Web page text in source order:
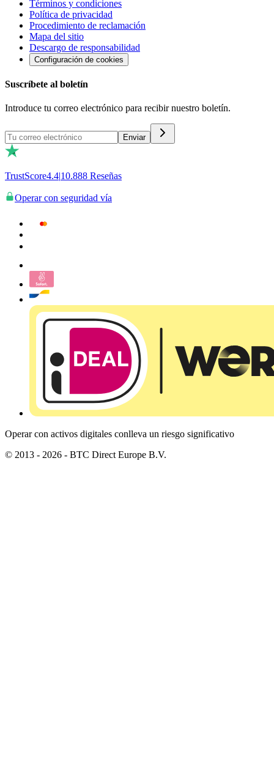
Términos y condiciones
Política de privacidad
Procedimiento de reclamación
Mapa del sitio
Descargo de responsabilidad
Configuración de cookies
Suscríbete al boletín
Introduce tu correo electrónico para recibir nuestro boletín.
Enviar
TrustScore4.4|10.888 Reseñas
Operar con seguridad vía
Operar con activos digitales conlleva un riesgo significativo
© 2013 - 2026 - BTC Direct Europe B.V.